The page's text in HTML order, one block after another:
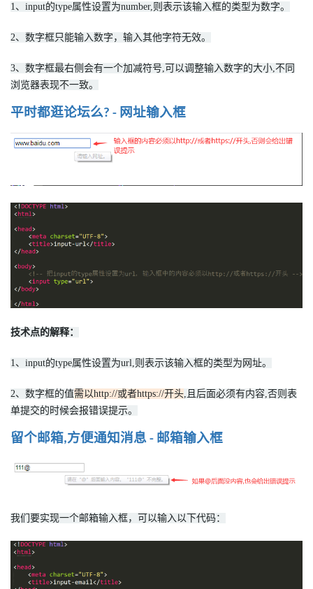
1、input的type属性设置为number,则表示该输入框的类型为数字。
2、数字框只能输入数字，输入其他字符无效。
3、数字框最右侧会有一个加减符号,可以调整输入数字的大小,不同
浏览器表现不一致。
平时都逛论坛么? - 网址输入框
技术点的解释：
1、input的type属性设置为url,则表示该输入框的类型为网址。
2、数字框的值需以http://或者https://开头,且后面必须有内容,否则表
单提交的时候会报错误提示。
留个邮箱,方便通知消息 - 邮箱输入框
我们要实现一个邮箱输入框，可以输入以下代码：